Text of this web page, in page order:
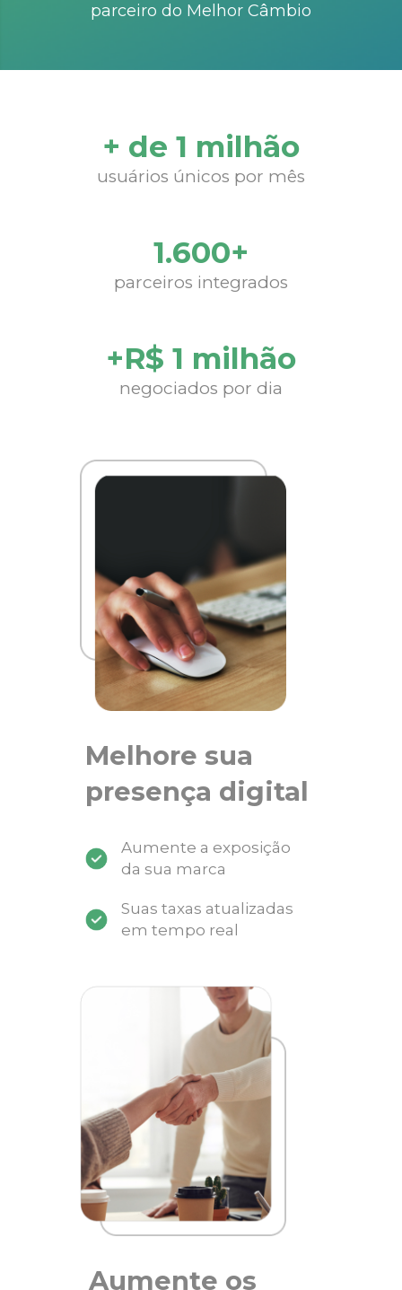
parceiro do Melhor Câmbio
+ de 1 milhão
usuários únicos por mês
1.600+
parceiros integrados
+R$ 1 milhão
negociados por dia
Melhore sua
presença digital
Aumente a exposição
da sua marca
Suas taxas atualizadas
em tempo real
Aumente os